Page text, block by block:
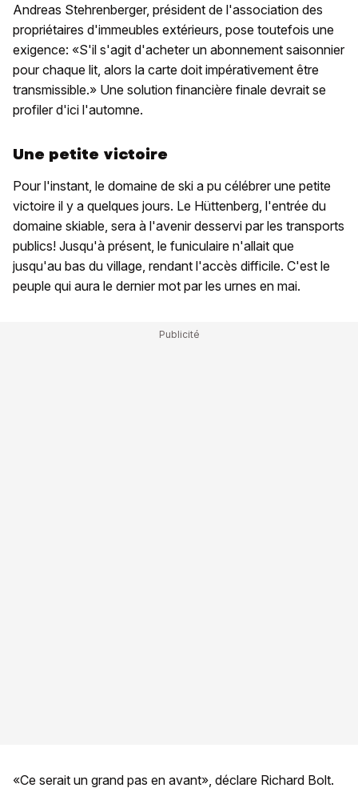
Andreas Stehrenberger, président de l'association des
propriétaires d'immeubles extérieurs, pose toutefois une
exigence: «S'il s'agit d'acheter un abonnement saisonnier
pour chaque lit, alors la carte doit impérativement être
transmissible.» Une solution financière finale devrait se
profiler d'ici l'automne.
Une petite victoire
Pour l'instant, le domaine de ski a pu célébrer une petite
victoire il y a quelques jours. Le Hüttenberg, l'entrée du
domaine skiable, sera à l'avenir desservi par les transports
publics! Jusqu'à présent, le funiculaire n'allait que
jusqu'au bas du village, rendant l'accès difficile. C'est le
peuple qui aura le dernier mot par les urnes en mai.
«Ce serait un grand pas en avant», déclare Richard Bolt.